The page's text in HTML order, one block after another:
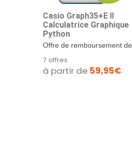
Casio Graph35+E II
Calculatrice Graphique
Python
Offre de remboursement de
15 avril au...
7 offres
à partir de 59,95€